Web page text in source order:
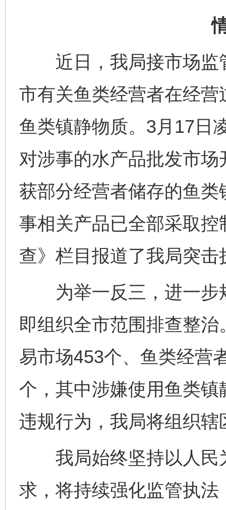
近日，我局接市场监
市有关鱼类经营者在经营
鱼类镇静物质。3月17日
对涉事的水产品批发市
获部分经营者储存的鱼
事相关产品已全部采取
查》栏目报道了我局突击
为举一反三，进一步
即组织全市范围排查整
易市场453个、鱼类经营
个，其中涉嫌使用鱼类
违规行为，我局将组织
我局始终坚持以人民
求，将持续强化监管执